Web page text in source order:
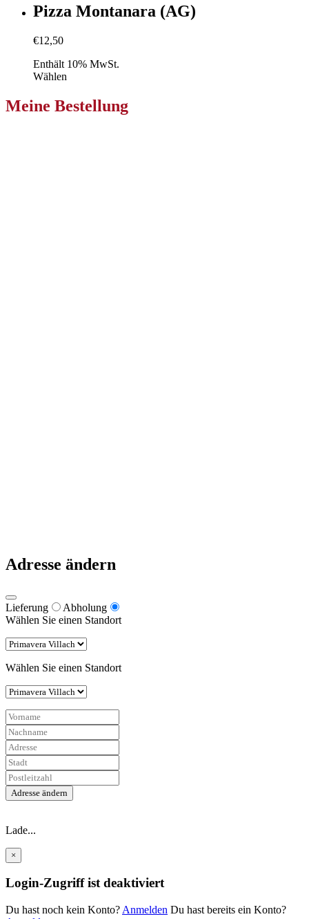
Pizza Montanara (AG)
€12,50
Enthält 10% MwSt.
Wählen
Meine Bestellung
Adresse ändern
Lieferung
Abholung
Wählen Sie einen Standort
Wählen Sie einen Standort
Adresse ändern
Lade...
×
Login-Zugriff ist deaktiviert
Du hast noch kein Konto? Anmelden Du hast bereits ein Konto?